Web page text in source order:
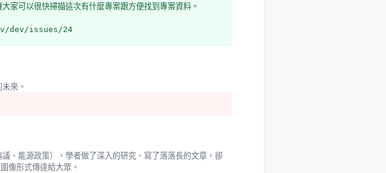
家可以很快掃描這次有什麼專案跟方便找到專案資料。
dev/issues/24
來。
像形式傳達給大眾。